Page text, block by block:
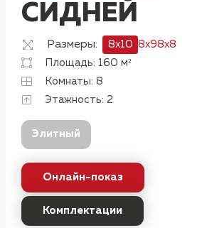
СИДНЕЙ
Размеры: 8x10 8x98x8
Площадь: 160 м²
Комнаты: 8
Этажность: 2
Элитный
Онлайн-показ
Комплектации